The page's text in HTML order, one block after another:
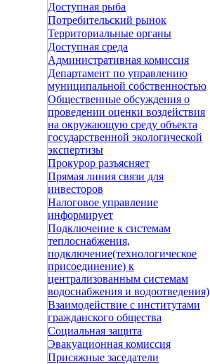
Доступная рыба
Потребительский рынок
Территориальные органы
Доступная среда
Административная комиссия
Департамент по управлению
муниципальной собственностью
Общественные обсуждения о
проведении оценки воздействия
на окружающую среду объекта
государственной экологической
экспертизы
Прокурор разъясняет
Прямая линия связи для
инвесторов
Налоговое управление
информирует
Подключение к системам
теплоснабжения,
подключение(технологическое
присоединение) к
централизованным системам
водоснабжения и водоотведения)
Взаимодействие с институтами
гражданского общества
Социальная защита
Эвакуационная комиссия
Присяжные заседатели